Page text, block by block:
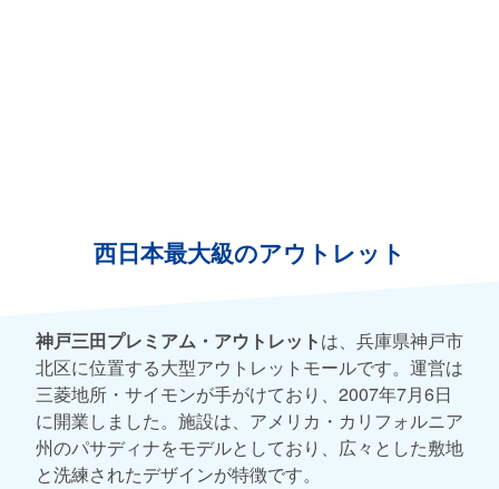
西日本最大級のアウトレット
神戸三田プレミアム・アウトレットは、兵庫県神戸市
北区に位置する大型アウトレットモールです。運営は
三菱地所・サイモンが手がけており、2007年7月6日
に開業しました。施設は、アメリカ・カリフォルニア
州のパサディナをモデルとしており、広々とした敷地
と洗練されたデザインが特徴です。